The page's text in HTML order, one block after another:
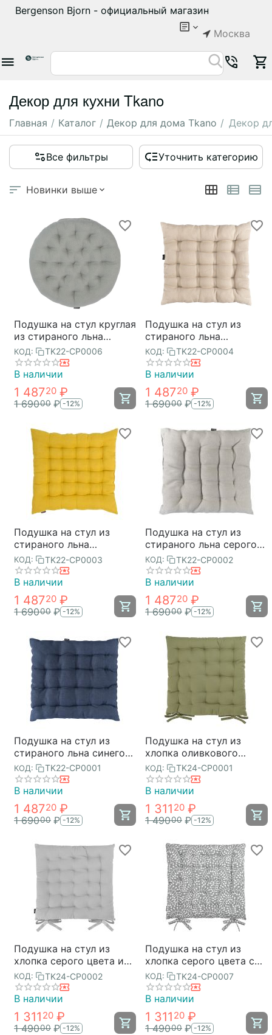
Bergenson Bjorn - официальный магазин
Москва
Декор для кухни Tkano
Главная / Каталог / Декор для дома Tkano / Декор
Все фильтры Уточнить категорию
Новинки выше
Подушка на стул круглая
из стираного льна
серого цвета из
коллекции Essential,
40х40x4 см, Tkano
КОД: TK22-CP0006
В наличии
1 48720 ₽
1 69000 ₽ -12%
Подушка на стул из
стираного льна
бежевого цвета из
коллекции Essential,
40х40x4 см, Tkano
КОД: TK22-CP0004
В наличии
1 48720 ₽
1 69000 ₽ -12%
Подушка на стул из
стираного льна
горчичного цвета из
коллекции Essential,
40х40x4 см, Tkano
КОД: TK22-CP0003
В наличии
1 48720 ₽
1 69000 ₽ -12%
Подушка на стул из
стираного льна серого
цвета из коллекции
Essential, 40х40x4 см,
Tkano
КОД: TK22-CP0002
В наличии
1 48720 ₽
1 69000 ₽ -12%
Подушка на стул из
стираного льна синего
цвета из коллекции
Essential, 40х40x4 см,
Tkano
КОД: TK22-CP0001
В наличии
1 48720 ₽
1 69000 ₽ -12%
Подушка на стул из
хлопка оливкового
цвета из коллекции
Essential, 35х35 см,
Tkano
КОД: TK24-CP0001
В наличии
1 311 20 ₽
1 49000 ₽ -12%
Подушка на стул из
хлопка серого цвета из
коллекции Essential,
35х35 см, Tkano
КОД: TK24-CP0002
В наличии
1 311 20 ₽
1 49000 ₽ -12%
Подушка на стул из
хлопка серого цвета с
принтом Спелая
Смородина из
коллекции Scandinavian
touch, 35х35 см, Tkano
КОД: TK24-CP0007
В наличии
1 311 20 ₽
1 49000 ₽ -12%